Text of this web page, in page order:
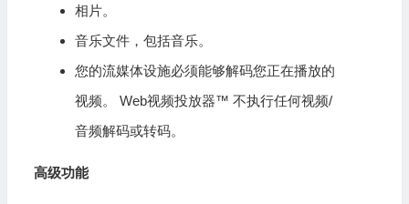
相片。
音乐文件，包括音乐。
您的流媒体设施必须能够解码您正在播放的
视频。 Web视频投放器™ 不执行任何视频/
音频解码或转码。
高级功能